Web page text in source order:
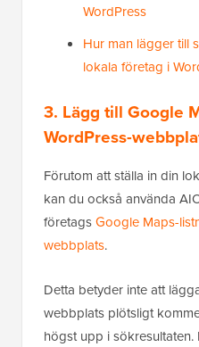
WordPress
Hur man lägger till
lokala företag i
3. Lägg till Google
WordPress-
Förutom att ställa in din
kan du också använda
företagsGoogle Maps-
webbplats.
Detta betyder inte att
webbplats plötsligt
högst upp i